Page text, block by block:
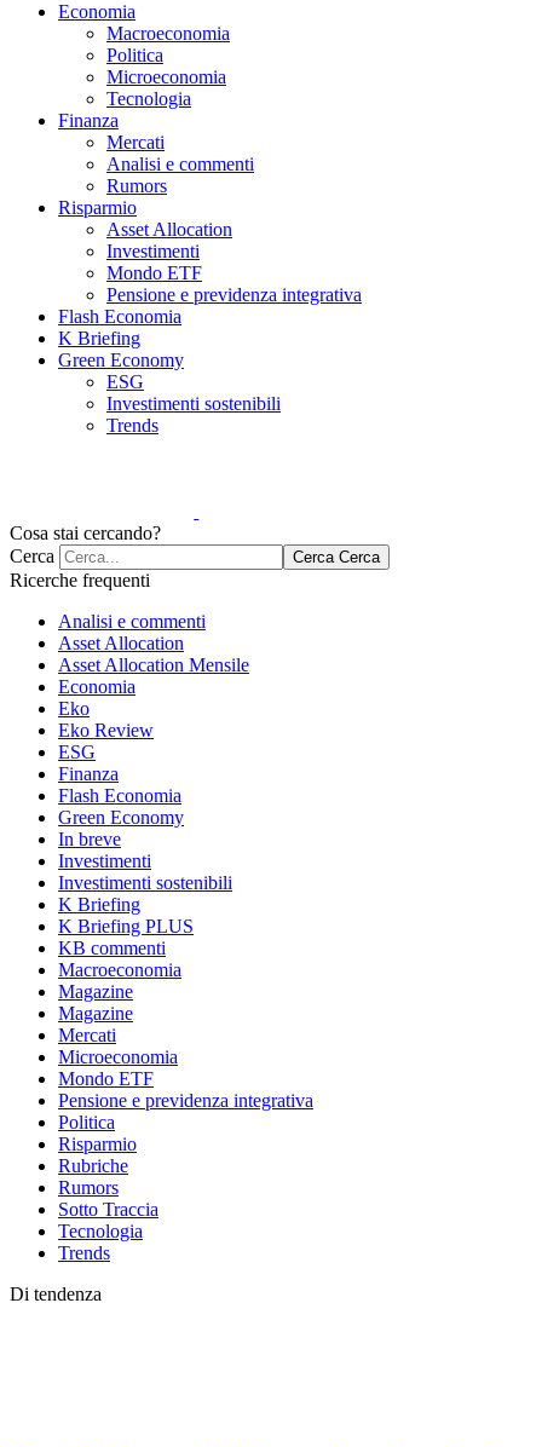
Economia
Macroeconomia
Politica
Microeconomia
Tecnologia
Finanza
Mercati
Analisi e commenti
Rumors
Risparmio
Asset Allocation
Investimenti
Mondo ETF
Pensione e previdenza integrativa
Flash Economia
K Briefing
Green Economy
ESG
Investimenti sostenibili
Trends
Cosa stai cercando?
Cerca
Cerca Cerca
Ricerche frequenti
Analisi e commenti
Asset Allocation
Asset Allocation Mensile
Economia
Eko
Eko Review
ESG
Finanza
Flash Economia
Green Economy
In breve
Investimenti
Investimenti sostenibili
K Briefing
K Briefing PLUS
KB commenti
Macroeconomia
Magazine
Magazine
Mercati
Microeconomia
Mondo ETF
Pensione e previdenza integrativa
Politica
Risparmio
Rubriche
Rumors
Sotto Traccia
Tecnologia
Trends
Di tendenza